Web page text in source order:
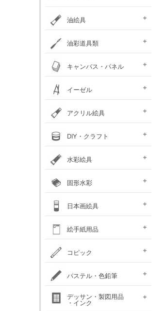
油絵具
お勧めセット
アーチスト油絵具
DUO水可溶性油絵具
ヴェルネ 高品位油絵具
ホルベイン画用液
スタンダードオイルカラー
クサカベ・専門家用油絵具
ミノー油絵具
ギルド油絵具
ラスター油絵具
クサカベ画用液
マツダ・スーパー油絵具
マツダ画用液
オイルカラー AOC
W＆N画用液
レンブラント油絵具
ヴァンゴッホ油絵具
ターレンス油絵具
ターレンス画用液
ターナー・マチソン油絵具
ターナー画溶液
油彩道具類
ペインティングナイフ
ペインティングナイフ
イタリアンアートナイフ
ペンチングナイフ
パレットナイフ
カタリスト
パレット
チューブ絞り
キャンバス・パネル
張り上げキャンバス
ロールキャンバス
キャンバスボード
木枠
キャンバス張り用具
木製パネル・水貼りテープ
メタリックキャンバス
イーゼル
アトリエイーゼル
デッサンイーゼル
ディスプレイイーゼル
野外イーゼル
卓上イーゼル
イーゼルボックス
アトリエキャビネット
イーゼル用品
アクリル絵具
アクリルガッシュ絵具
ガッシュ専用メディウム
布えのぐ
ターナー・イベントカラー
絵具（レギュラー）
絵具（ソフト）
リキテックスベーシックス
リキテックスリキッド
リキテックスプライム
アクリリックプラス
リキテックスバイオベース
メディウム類
ホルベイン・アクリリック
カラー［ヘビーボディ］
アクリリックガッシュ
ホルベイン・メディウム類
ホルベイン・アクリリック
カラー ［フルイド］
ホルベイン・アクリリック
カラー ［インク］
ホルベイン・アクリリック
カラー ［イリデッセンス］
アクリリックカラー
アクリリックガッシュ
アムステルダム・アクリリ
ックカラー エキスパート
アムステルダム・アクリル
絵具メディウム／補助材
クサカベ・アキーラ
アキーラ ガッシュ
アキーラ専用 メディウ
ム
アクリル絵具廃液処理剤
ゴールデン ヘビーボデ
ィ
ゴールデン フルイド
ゴールデン ハイフロー
ゴールデン オープン
ゴールデン ソーフラッ
ト
ゴールデン メディウム
DIY・クラフト
ガラスペイント
ベトンペースト
布えのぐ
ステッチカラー
オーブン陶土
水彩絵具
セット
専門家用透明水彩絵具
ハルモニア分離水彩絵具
シングルピグメント
W＆N プロフェッショナル・
ウォーターカラー(PWC)
レンブラント水彩絵具
ゴールデン QoR(コア)
ホルベイン透明水彩絵具
絵具（ガッシュ）
メディウム・他
ダニエルスミス
ターナー・ポスターカラー
水彩道具類
マスク液
固形水彩
ウォーターカラー(PWC)
ウォーターカラー(CWC)
ホルベイン・ケーキカラー
ホルベイン・パンカラー
FINETEC(ファインテック)
ゴールデン QoR(コア)
パール固形水彩絵具
カラー固形水彩
固形透明水彩絵具
固形透明水彩絵具
プチカラー 透明固形水
彩
ダニエルスミス ハーフパ
ン
水彩道具類
日本画絵具
新岩絵具
天然岩絵具
ナカガワ水飛胡粉
吉祥水干絵具
吉祥チューブ水干絵具
吉祥 日本画用顔料
(糊剤・目止め剤)
金泥・銀泥・箔類
顔彩角皿
顔彩鉄鉢
墨彩画セット
日本画墨
日本画道具類
ナカガワ 日本画キット
呉竹 顔彩
絵手紙用品
絵手紙セット
フィス顔彩パレット
顔彩深美
絵手紙用
はがき・絵手紙帳
コピック
コピック スケッチ
コピック チャオ
コピック クラシック
コピック アクレア
ープラス
パステル・色鉛筆
パステルセット
（ハード）
パステルセット
（ソフト）
パンパステル
パステル鉛筆セット
オイルパステル・
クレパス・クレヨン
パステル・色鉛筆
関連用品
色鉛筆セット
水彩色鉛筆セット
チョークアート
デッサン・製図用品
・インク